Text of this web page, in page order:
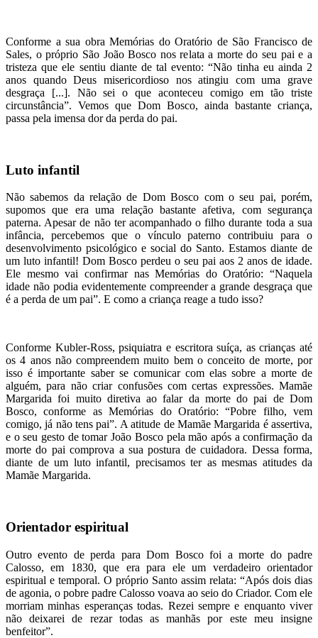
Conforme a sua obra Memórias do Oratório de São Francisco de
Sales, o próprio São João Bosco nos relata a morte do seu pai e a
tristeza que ele sentiu diante de tal evento: “Não tinha eu ainda 2
anos quando Deus misericordioso nos atingiu com uma grave
desgraça [...]. Não sei o que aconteceu comigo em tão triste
circunstância”. Vemos que Dom Bosco, ainda bastante criança,
passa pela imensa dor da perda do pai.
Luto infantil
Não sabemos da relação de Dom Bosco com o seu pai, porém,
supomos que era uma relação bastante afetiva, com segurança
paterna. Apesar de não ter acompanhado o filho durante toda a sua
infância, percebemos que o vínculo paterno contribuiu para o
desenvolvimento psicológico e social do Santo. Estamos diante de
um luto infantil! Dom Bosco perdeu o seu pai aos 2 anos de idade.
Ele mesmo vai confirmar nas Memórias do Oratório: “Naquela
idade não podia evidentemente compreender a grande desgraça que
é a perda de um pai”. E como a criança reage a tudo isso?
Conforme Kubler-Ross, psiquiatra e escritora suíça, as crianças até
os 4 anos não compreendem muito bem o conceito de morte, por
isso é importante saber se comunicar com elas sobre a morte de
alguém, para não criar confusões com certas expressões. Mamãe
Margarida foi muito diretiva ao falar da morte do pai de Dom
Bosco, conforme as Memórias do Oratório: “Pobre filho, vem
comigo, já não tens pai”. A atitude de Mamãe Margarida é assertiva,
e o seu gesto de tomar João Bosco pela mão após a confirmação da
morte do pai comprova a sua postura de cuidadora. Dessa forma,
diante de um luto infantil, precisamos ter as mesmas atitudes da
Mamãe Margarida.
Orientador espiritual
Outro evento de perda para Dom Bosco foi a morte do padre
Calosso, em 1830, que era para ele um verdadeiro orientador
espiritual e temporal. O próprio Santo assim relata: “Após dois dias
de agonia, o pobre padre Calosso voava ao seio do Criador. Com ele
morriam minhas esperanças todas. Rezei sempre e enquanto viver
não deixarei de rezar todas as manhãs por este meu insigne
benfeitor”.